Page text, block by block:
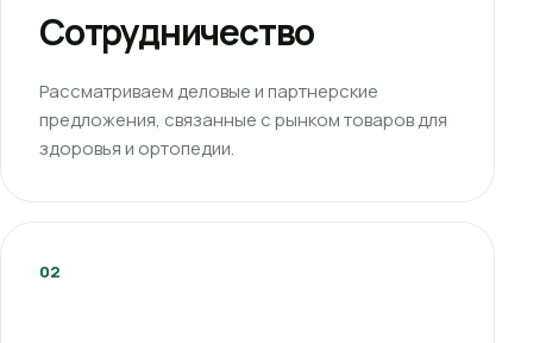
Сотрудничество
Рассматриваем деловые и партнерские
предложения, связанные с рынком товаров для
здоровья и ортопедии.
02